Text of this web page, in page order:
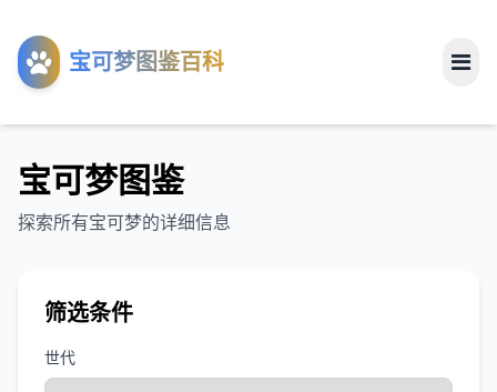
宝可梦图鉴百科
工具
关于
宝可梦图鉴
探索所有宝可梦的详细信息
筛选条件
世代